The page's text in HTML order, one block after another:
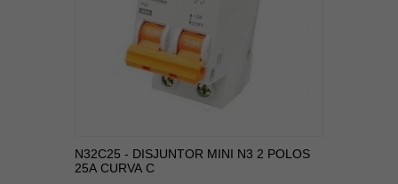
N32C25 - DISJUNTOR MINI N3 2 POLOS
25A CURVA C